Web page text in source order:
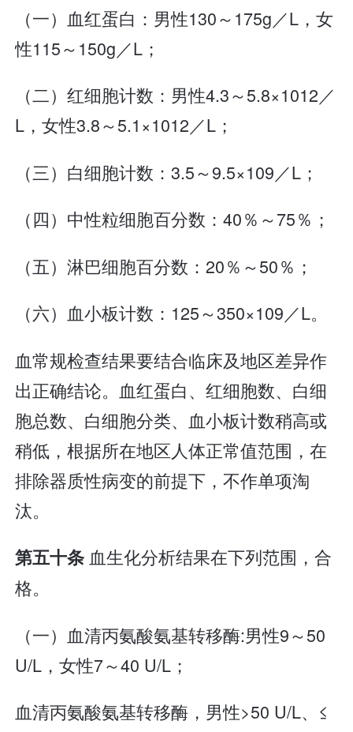
（一）血红蛋白：男性130～175g／L，女
性115～150g／L；
（二）红细胞计数：男性4.3～5.8×1012／
L，女性3.8～5.1×1012／L；
（三）白细胞计数：3.5～9.5×109／L；
（四）中性粒细胞百分数：40％～75％；
（五）淋巴细胞百分数：20％～50％；
（六）血小板计数：125～350×109／L。
血常规检查结果要结合临床及地区差异作
出正确结论。血红蛋白、红细胞数、白细
胞总数、白细胞分类、血小板计数稍高或
稍低，根据所在地区人体正常值范围，在
排除器质性病变的前提下，不作单项淘
汰。
第五十条血生化分析结果在下列范围，合
格。
（一）血清丙氨酸氨基转移酶:男性9～50
U/L，女性7～40 U/L；
血清丙氨酸氨基转移酶，男性>50 U/L、≤